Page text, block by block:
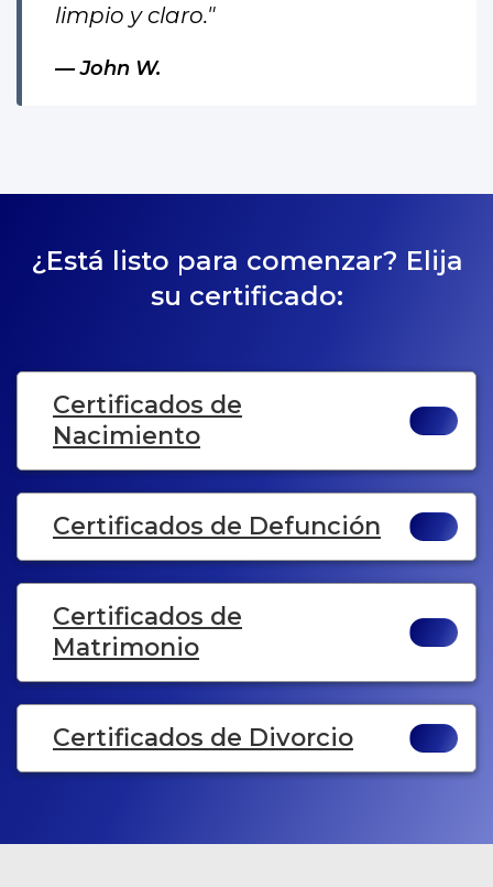
limpio y claro."
John W.
¿Está listo para comenzar? Elija
su certificado:
Certificados de
Nacimiento
Certificados de Defunción
Certificados de
Matrimonio
Certificados de Divorcio